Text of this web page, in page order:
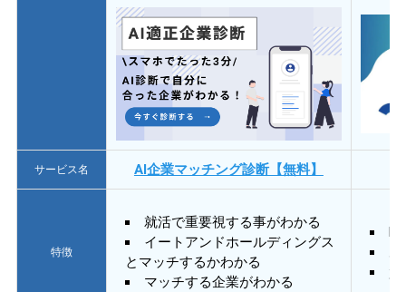
サービス名 AI企業マッチング診断【無料】
特徴
就活で重要視する事がわかる
イートアンドホールディングス
とマッチするかわかる
マッチする企業がわかる
質